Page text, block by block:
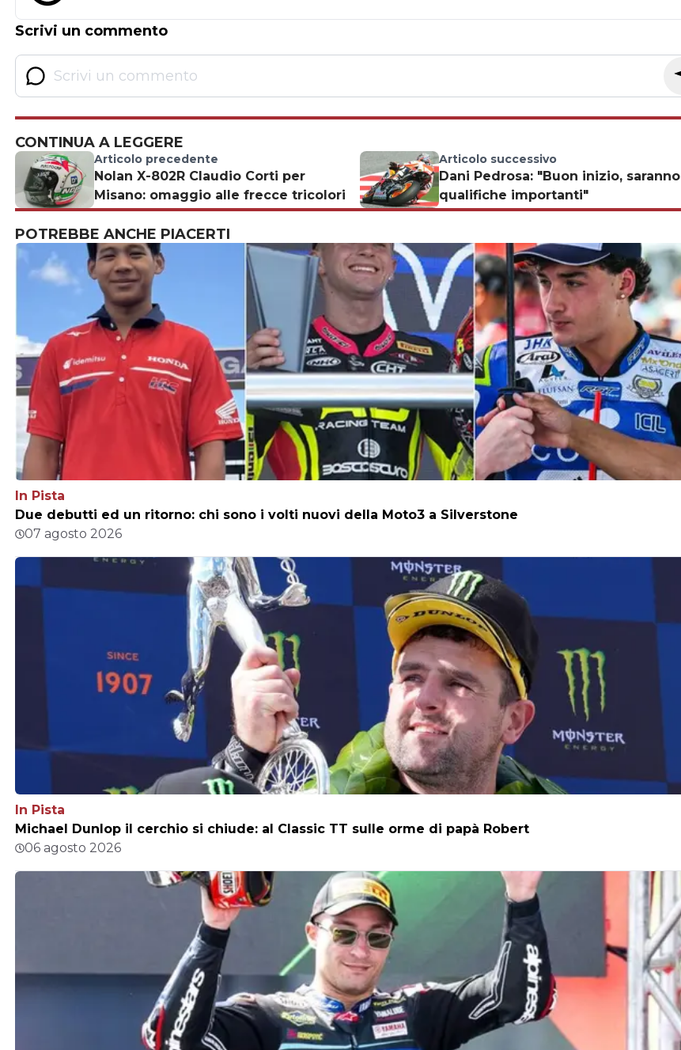
Scrivi un commento
CONTINUA A LEGGERE
Articolo precedente
Nolan X-802R Claudio Corti per
Misano: omaggio alle frecce tricolori
Articolo successivo
Dani Pedrosa: "Buon inizio, saranno
qualifiche importanti"
POTREBBE ANCHE PIACERTI
In Pista
Due debutti ed un ritorno: chi sono i volti nuovi della Moto3 a Silverstone
07 agosto 2026
In Pista
Michael Dunlop il cerchio si chiude: al Classic TT sulle orme di papà Robert
06 agosto 2026